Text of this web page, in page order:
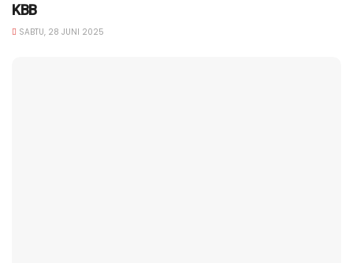
KBB
SABTU, 28 JUNI 2025